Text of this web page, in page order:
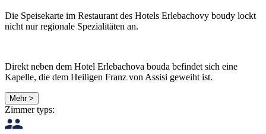
Die Speisekarte im Restaurant des Hotels Erlebachovy boudy lockt
nicht nur regionale Spezialitäten an.
Direkt neben dem Hotel Erlebachova bouda befindet sich eine
Kapelle, die dem Heiligen Franz von Assisi geweiht ist.
Mehr >
Zimmer typs: